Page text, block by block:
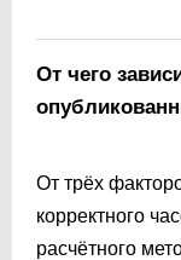
От чего
От трёх
корректного
расчётного